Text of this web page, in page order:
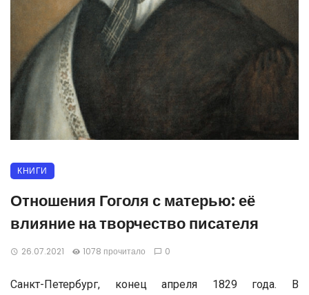
КНИГИ
Отношения Гоголя с матерью: её
влияние на творчество писателя
26.07.2021 1078 прочитало 0
Cанкт-Петербург, конец апреля 1829 года. В